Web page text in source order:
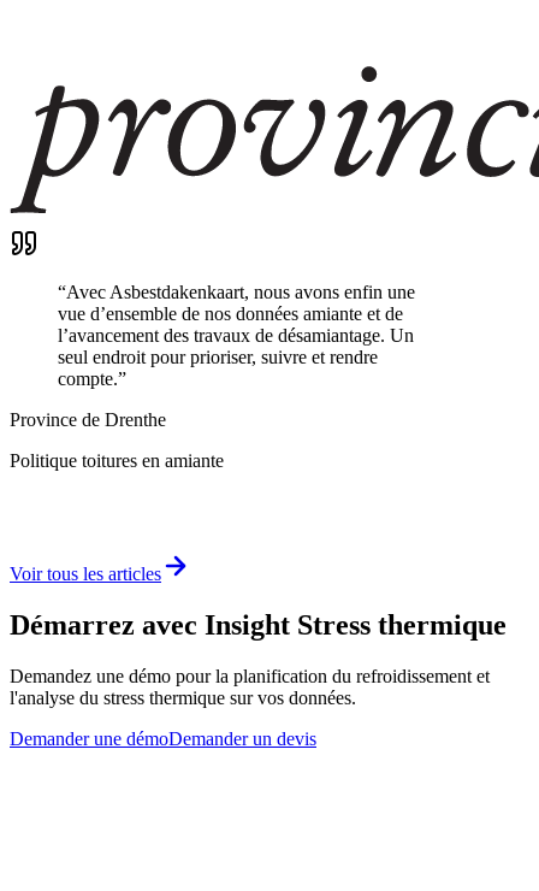
“Avec Asbestdakenkaart, nous avons enfin une
vue d’ensemble de nos données amiante et de
l’avancement des travaux de désamiantage. Un
seul endroit pour prioriser, suivre et rendre
compte.”
Province de Drenthe
Politique toitures en amiante
Voir tous les articles
Démarrez avec Insight Stress thermique
Demandez une démo pour la planification du refroidissement et
l'analyse du stress thermique sur vos données.
Demander une démoDemander un devis